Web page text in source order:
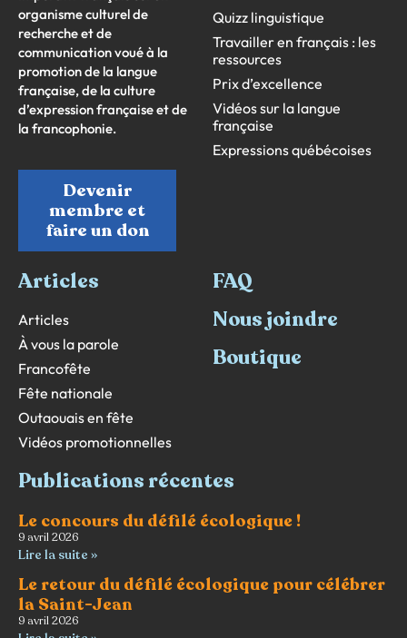
organisme culturel de
recherche et de
communication voué à la
promotion de la langue
française, de la culture
d’expression française et de
la francophonie.
Devenir
membre et
faire un don
Quizz linguistique
Travailler en français : les
ressources
Prix d’excellence
Vidéos sur la langue
française
Expressions québécoises
Articles
Articles
À vous la parole
Francofête
Fête nationale
Outaouais en fête
Vidéos promotionnelles
FAQ
Nous joindre
Boutique
Publications récentes
Le concours du défilé écologique !
9 avril 2026
Lire la suite »
Le retour du défilé écologique pour célébrer
la Saint-Jean
9 avril 2026